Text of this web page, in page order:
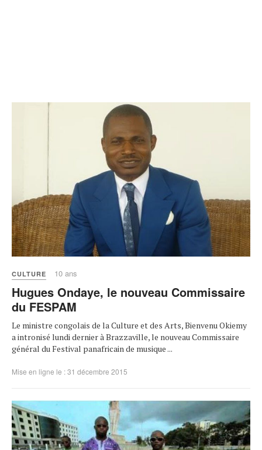
CULTURE 10 ans
Hugues Ondaye, le nouveau Commissaire
du FESPAM
Le ministre congolais de la Culture et des Arts, Bienvenu Okiemy
a intronisé lundi dernier à Brazzaville, le nouveau Commissaire
général du Festival panafricain de musique ...
Mise en ligne le : 31 décembre 2015